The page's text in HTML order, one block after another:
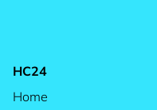
HC24
Home